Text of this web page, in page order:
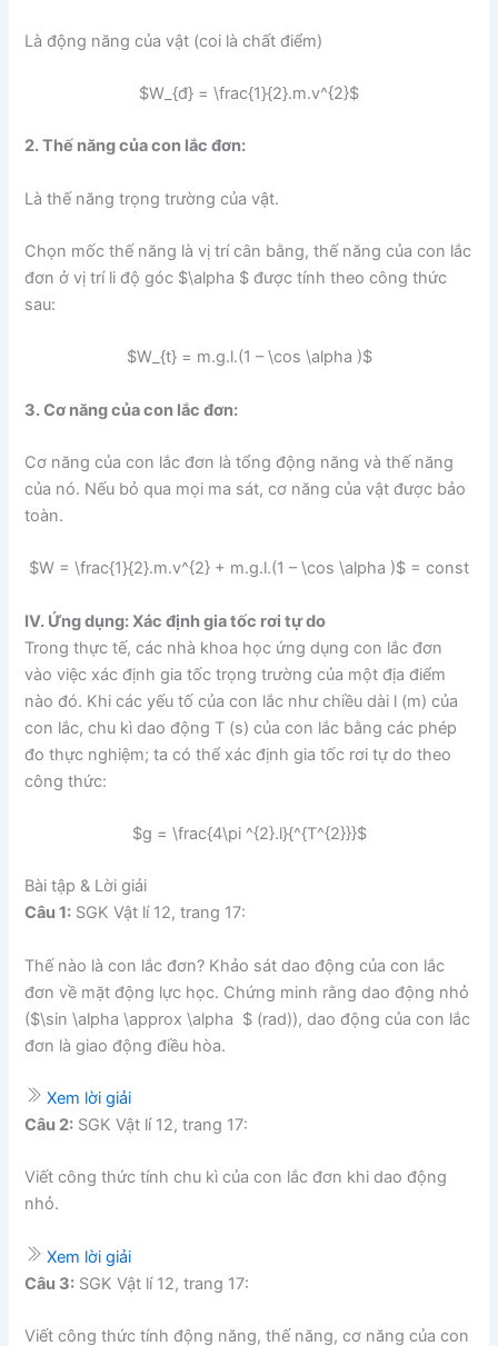
Là động năng của vật (coi là chất điểm)
$W_{đ} = \frac{1}{2}.m.v^{2}$
2. Thế năng của con lắc đơn:
Là thế năng trọng trường của vật.
Chọn mốc thế năng là vị trí cân bằng, thế năng của con lắc
đơn ở vị trí li độ góc $\alpha $ được tính theo công thức
sau:
$W_{t} = m.g.l.(1 – \cos \alpha )$
3. Cơ năng của con lắc đơn:
Cơ năng của con lắc đơn là tổng động năng và thế năng
của nó. Nếu bỏ qua mọi ma sát, cơ năng của vật được bảo
toàn.
$W = \frac{1}{2}.m.v^{2} + m.g.l.(1 – \cos \alpha )$ = const
IV. Ứng dụng: Xác định gia tốc rơi tự do
Trong thực tế, các nhà khoa học ứng dụng con lắc đơn
vào việc xác định gia tốc trọng trường của một địa điểm
nào đó. Khi các yếu tố của con lắc như chiều dài l (m) của
con lắc, chu kì dao động T (s) của con lắc bằng các phép
đo thực nghiệm; ta có thể xác định gia tốc rơi tự do theo
công thức:
$g = \frac{4\pi ^{2}.l}{^{T^{2}}}$
Bài tập & Lời giải
Câu 1: SGK Vật lí 12, trang 17:
Thế nào là con lắc đơn? Khảo sát dao động của con lắc
đơn về mặt động lực học. Chứng minh rằng dao động nhỏ
($\sin \alpha \approx \alpha $ (rad)), dao động của con lắc
đơn là giao động điều hòa.
Xem lời giải
Câu 2: SGK Vật lí 12, trang 17:
Viết công thức tính chu kì của con lắc đơn khi dao động
nhỏ.
Xem lời giải
Câu 3: SGK Vật lí 12, trang 17:
Viết công thức tính động năng, thế năng, cơ năng của con